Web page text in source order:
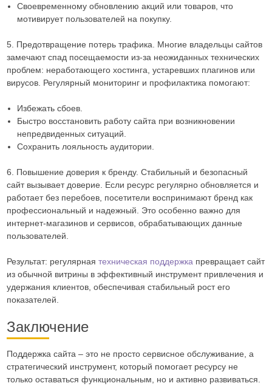
Своевременному обновлению акций или товаров, что
мотивирует пользователей на покупку.
5. Предотвращение потерь трафика. Многие владельцы сайтов
замечают спад посещаемости из-за неожиданных технических
проблем: неработающего хостинга, устаревших плагинов или
вирусов. Регулярный мониторинг и профилактика помогают:
Избежать сбоев.
Быстро восстановить работу сайта при возникновении
непредвиденных ситуаций.
Сохранить лояльность аудитории.
6. Повышение доверия к бренду. Стабильный и безопасный
сайт вызывает доверие. Если ресурс регулярно обновляется и
работает без перебоев, посетители воспринимают бренд как
профессиональный и надежный. Это особенно важно для
интернет-магазинов и сервисов, обрабатывающих данные
пользователей.
Результат: регулярная техническая поддержка превращает сайт
из обычной витрины в эффективный инструмент привлечения и
удержания клиентов, обеспечивая стабильный рост его
показателей.
Заключение
Поддержка сайта – это не просто сервисное обслуживание, а
стратегический инструмент, который помогает ресурсу не
только оставаться функциональным, но и активно развиваться.